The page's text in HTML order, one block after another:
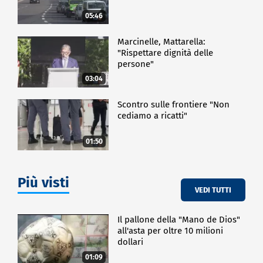
00:00:00:00 20230530_video_11240535 00:00:00:00
00:00:00:00 00:00:00:00
ESTERI
05:46
03:04
Marcinelle, Mattarella:
"Rispettare dignità delle
persone"
01:50
Scontro sulle frontiere "Non
cediamo a ricatti"
Più visti VEDI TUTTI
01:09
Il pallone della "Mano de Dios"
all'asta per oltre 10 milioni
dollari